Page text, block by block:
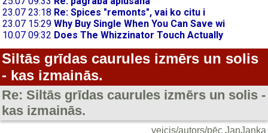
Siltās grīdas caurules izmērs un solis
- kas izmainās.
Re: Siltās grīdas caurules izmērs un solis -
kas izmainās.
veicis/autors/pēc JanJanka